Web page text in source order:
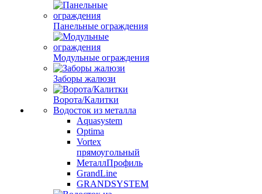
Панельные ограждения
Модульные ограждения
Заборы жалюзи
Ворота/Калитки
Водосток из металла
Aquasystem
Optima
Vortex
прямоугольный
МеталлПрофиль
GrandLine
GRANDSYSTEM